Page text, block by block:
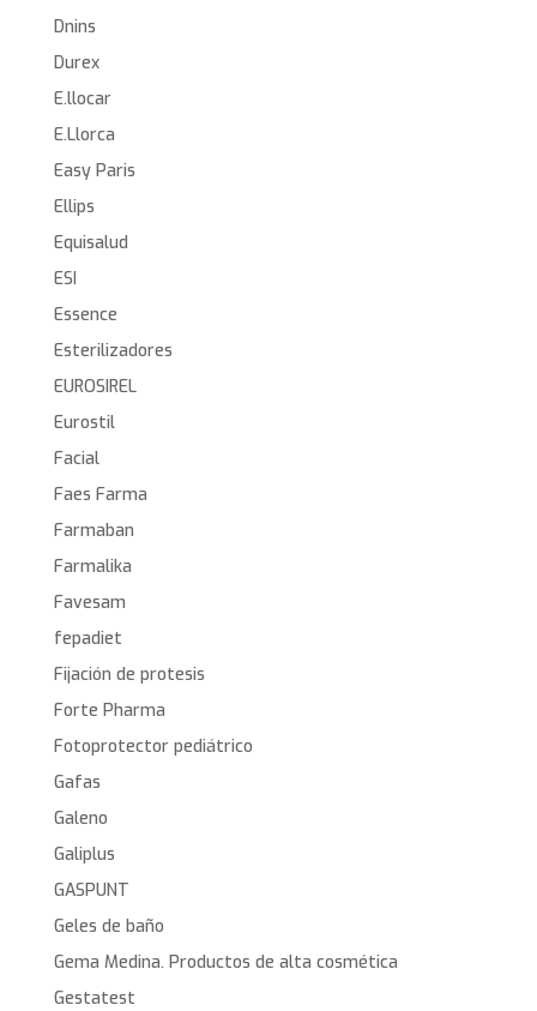
Dnins
Durex
E.llocar
E.Llorca
Easy Paris
Ellips
Equisalud
ESI
Essence
Esterilizadores
EUROSIREL
Eurostil
Facial
Faes Farma
Farmaban
Farmalika
Favesam
fepadiet
Fijación de protesis
Forte Pharma
Fotoprotector pediátrico
Gafas
Galeno
Galiplus
GASPUNT
Geles de baño
Gema Medina. Productos de alta cosmética
Gestatest